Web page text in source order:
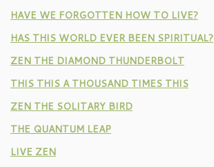
HAVE WE FORGOTTEN HOW TO LIVE?
HAS THIS WORLD EVER BEEN SPIRITUAL?
ZEN THE DIAMOND THUNDERBOLT
THIS THIS A THOUSAND TIMES THIS
ZEN THE SOLITARY BIRD
THE QUANTUM LEAP
LIVE ZEN